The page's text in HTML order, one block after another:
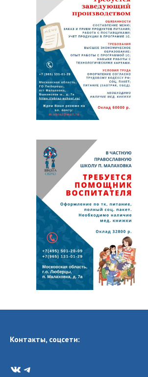
Контакты, соцсети:
VKTelegram